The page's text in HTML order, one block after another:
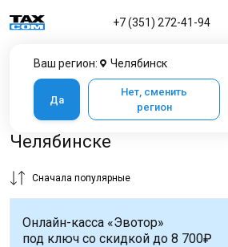
Ваш регион: Челябинск
Да
Нет, сменить
регион
+7 (351) 272-41-94
Онлайн-касса для ООО
Онлайн кассы для ООО в
Челябинске
Сначала популярные
Онлайн-касса «Эвотор»
под ключ со скидкой до 8 700₽